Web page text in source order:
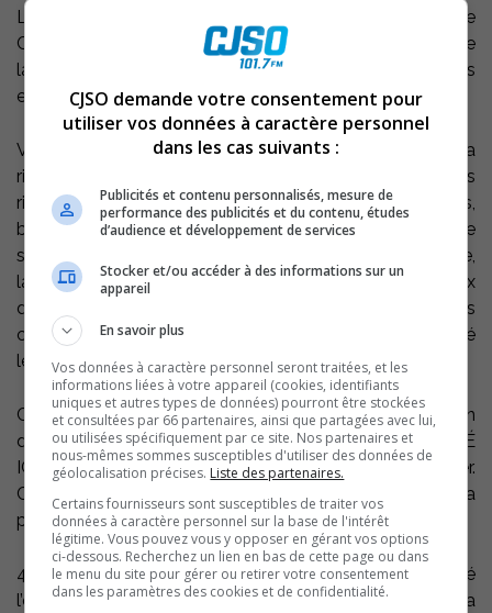
Le grand ménage de la rivière Richelieu organisé par le
Comité de concertation et de valorisation du bassin de
la rivière Richelieu (COVABAR) a permit de retirer des
eaux 7,4 tonnes de déchets.
Voici quelques exemples d’objets qui ont été retiré de la
rivière Richelieu sur des sites de 5 municipalités
riveraines, dont Saint-Ours : des bicyclettes, pneus,
batteries, bouteilles (verre, bière etc.), panneaux de
signalisation, mobylette (scooter), laveuse, sécheuse,
lave-vaisselle, chaises, pièces d’auto détachées, tuyaux
de métal, morceaux de vaisselle, coffre-fort, sans
compter trois véhicules de toute pièce qui ont nécessité
les services spécialisés d’une remorqueuse
Cette opération rendue possible grâce à une subvention
de 10 000 $ obtenue du Fonds ÉCONOMUNICIPALITÉ
IGA, s’est déroulée dimanche le 26 septembre dernier.
Cette journée visait à sensibiliser les citoyens à la
protection de l’eau et des milieux naturels.
40 plongeurs de Sub Aqua Tech et Aqua Futur ont mené
l’opération malgré la visibilité réduite dans l’eau et la
CJSO demande votre consentement pour
utiliser vos données à caractère personnel
dans les cas suivants :
Publicités et contenu personnalisés, mesure de
performance des publicités et du contenu, études
d’audience et développement de services
Stocker et/ou accéder à des informations sur un
appareil
En savoir plus
Vos données à caractère personnel seront traitées, et les
informations liées à votre appareil (cookies, identifiants
uniques et autres types de données) pourront être stockées
et consultées par 66 partenaires, ainsi que partagées avec lui,
ou utilisées spécifiquement par ce site. Nos partenaires et
nous-mêmes sommes susceptibles d'utiliser des données de
géolocalisation précises. Liste des partenaires.
Certains fournisseurs sont susceptibles de traiter vos
données à caractère personnel sur la base de l'intérêt
légitime. Vous pouvez vous y opposer en gérant vos options
ci-dessous. Recherchez un lien en bas de cette page ou dans
le menu du site pour gérer ou retirer votre consentement
dans les paramètres des cookies et de confidentialité.